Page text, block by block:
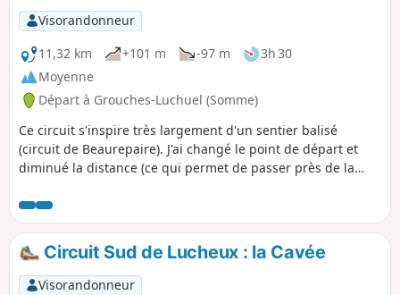
Visorandonneur
11,32 km
+101 m -97 m
3h 30
Moyenne
Départ à Grouches-Luchuel (Somme)
Ce circuit s'inspire très largement d'un sentier balisé
(circuit de Beaurepaire). J'ai changé le point de départ et
diminué la distance (ce qui permet de passer près de la
macadamisées au passage dans Doullens. C'est peut-être
un peu monotone mais on est pratiquement tout le temps
en pleine campagne.
Circuit Sud de Lucheux : la Cavée
Visorandonneur